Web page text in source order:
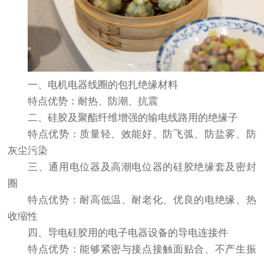
一、电机电器线圈的包扎绝缘材料
特点优势：耐热、防潮、抗震
二、硅胶及聚酯纤维增强的输电线路用的绝缘子
特点优势：质量轻、效能好、防飞弧、防盐雾、防
灰尘污染
三、通用电位器及高潮电位器的硅胶绝缘套及密封
圈
特点优势：耐高低温、耐老化、优良的电绝缘、热
收缩性
四、导电硅胶用的电子电器设备的导电连接件
特点优势：能够紧密与接点接触面贴合、不产生振